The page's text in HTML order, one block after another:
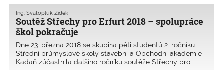
Soutěž Střechy pro Erfurt 2018 – spolupráce
škol pokračuje
Ing. Svatopluk Zídek
Dne 23. března 2018 se skupina pěti studentů 2. ročníku
Střední průmyslové školy stavební a Obchodní akademie
Kadaň zúčastnila dalšího ročníku soutěže Střechy pro